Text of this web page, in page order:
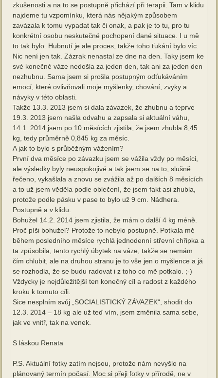
zkušenosti a na to se postupně přichází při terapii. Tam v klidu
najdeme tu vzpomínku, která nás nějakým způsobem
zavázala k tomu vypadat tak či onak, a pak je to tu, pro tu
konkrétní osobu neskutečné pochopení dané situace. I u mě
to tak bylo. Hubnutí je ale proces, takže toho ťukání bylo víc.
Nic není jen tak. Zázrak nenastal ze dne na den. Taky jsem ke
své konečné váze nedošla za jeden den, tak ani za jeden den
nezhubnu. Sama jsem si prošla postupným odťukáváním
emocí, které ovlivňovali moje myšlenky, chování, zvyky a
návyky v této oblasti.
Takže 13.3. 2013 jsem si dala závazek, že zhubnu a teprve
19.3. 2013 jsem našla odvahu a zapsala si aktuální váhu,
14.1. 2014 jsem po 10 měsících zjistila, že jsem zhubla 8,45
kg, tedy průměrně 0,845 kg za měsíc.
A jak to bylo s průběžným vážením?
První dva měsíce po závazku jsem se vážila vždy po měsíci,
ale výsledky byly neuspokojivé a tak jsem se na to, slušně
řečeno, vykašlala a znovu se zvážila až po dalších 8 měsících
a to už jsem věděla podle oblečení, že jsem fakt asi zhubla,
protože podle pásku v pase to bylo už 9 cm. Nádhera.
Postupně a v klidu.
Bohužel 14.2. 2014 jsem zjistila, že mám o další 4 kg méně.
Proč píši bohužel? Protože to nebylo postupně. Potkala mě
během posledního měsíce rychlá jednodenní střevní chřipka a
ta způsobila, tento rychlý úbytek na váze, takže se nemám
čím chlubit, ale na druhou stranu je to vše jen o myšlence a já
se rozhodla, že se budu radovat i z toho co mě potkalo. ;-)
Vždycky je nejdůležitější ten konečný cíl a radost z každého
kroku k tomuto cíli.
Sice nesplním svůj „SOCIALISTICKÝ ZÁVAZEK“, shodit do
12.3. 2014 – 18 kg ale už teď vím, jsem změnila sama sebe,
jak ve vnitř, tak na venek.
S láskou Renata
P.S. Aktuální fotky zatím nejsou, protože nám nevyšlo na
plánovaný termín počasí. Moc si přeji fotky v přírodě, ne v